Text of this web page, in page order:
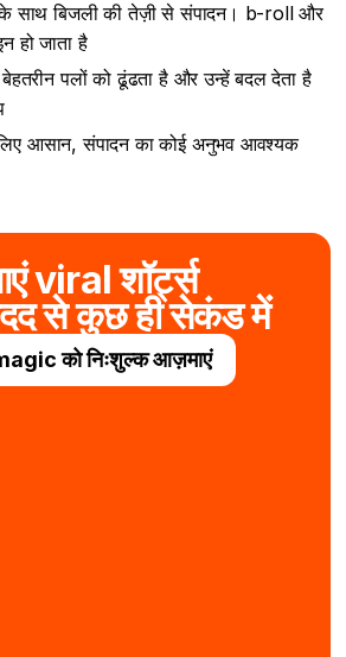
साथ बिजली की तेज़ी से संपादन। b-roll और
हो जाता है
पलों को ढूंढता है और उन्हें बदल देता है
आसान, संपादन का कोई अनुभव आवश्यक
viral शॉर्ट्स
से कुछ ही सेकंड में
को निःशुल्क आज़माएं